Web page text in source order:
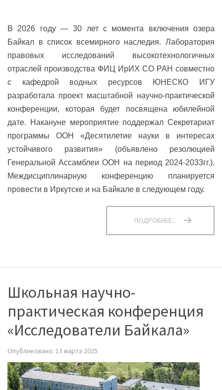
В 2026 году — 30 лет с момента включения озера
Байкал в список всемирного наследия. Лаборатория
правовых исследований высокотехнологичных
отраслей производства ФИЦ ИрИХ СО РАН совместно
с кафедрой водных ресурсов ЮНЕСКО ИГУ
разработала проект масштабной научно-практической
конференции, которая будет посвящена юбилейной
дате. Накануне мероприятие поддержал Секретариат
программы ООН «Десятилетие науки в интересах
устойчивого развития» (объявлено резолюцией
Генеральной Ассамблеи ООН на период 2024-2033гг.).
Междисциплинарную конференцию планируется
провести в Иркутске и на Байкале в следующем году.
ПОДРОБНЕЕ...
Школьная научно-
практическая конференция
«Исследователи Байкала»
Опубликовано: 13 марта 2025